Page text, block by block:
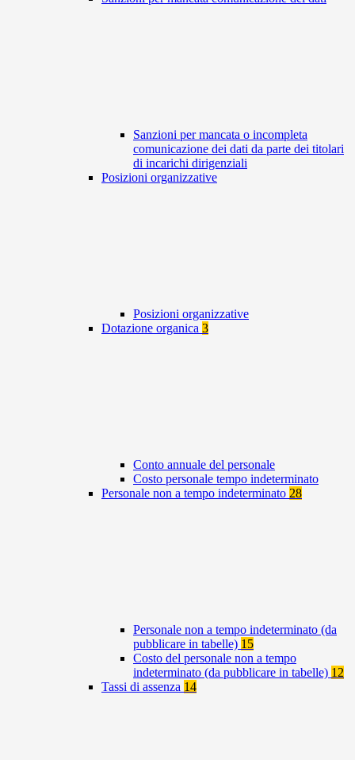
Sanzioni per mancata o incompleta
comunicazione dei dati da parte dei titolari
di incarichi dirigenziali
Posizioni organizzative
Posizioni organizzative
Dotazione organica 3
Conto annuale del personale
Costo personale tempo indeterminato
Personale non a tempo indeterminato 28
Personale non a tempo indeterminato (da
pubblicare in tabelle) 15
Costo del personale non a tempo
indeterminato (da pubblicare in tabelle) 12
Tassi di assenza 14